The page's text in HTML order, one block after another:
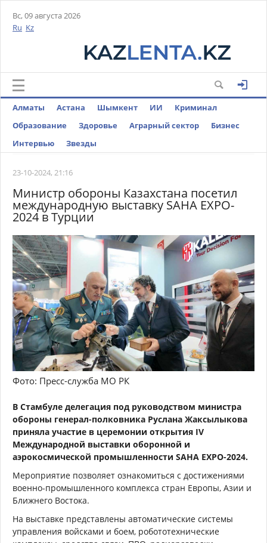
Вс, 09 августа 2026
Ru Kz
Алматы Астана Шымкент ИИ
Криминал
Образование
Здоровье Аграрный сектор
Бизнес
Интервью
Звезды
23-10-2024, 21:16
Министр обороны Казахстана посетил
международную выставку SAHA EXPO-
2024 в Турции
Фото: Пресс-служба МО РК
В Стамбуле делегация под руководством министра
обороны генерал-полковника Руслана Жаксылыкова
приняла участие в церемонии открытия ІV
Международной выставки оборонной и
аэрокосмической промышленности SAHA EXPO-2024.
Мероприятие позволяет ознакомиться с достижениями
военно-промышленного комплекса стран Европы, Азии и
Ближнего Востока.
На выставке представлены автоматические системы
управления войсками и боем, робототехнические